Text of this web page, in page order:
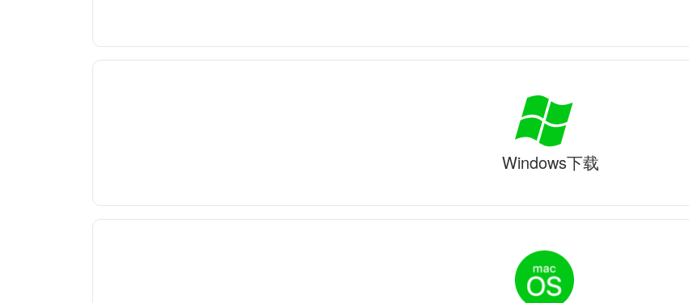
Windows下载